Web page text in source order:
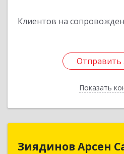
Клиентов на
Отправить
Показать
Отправить
Назад
Зиядинов Арсен